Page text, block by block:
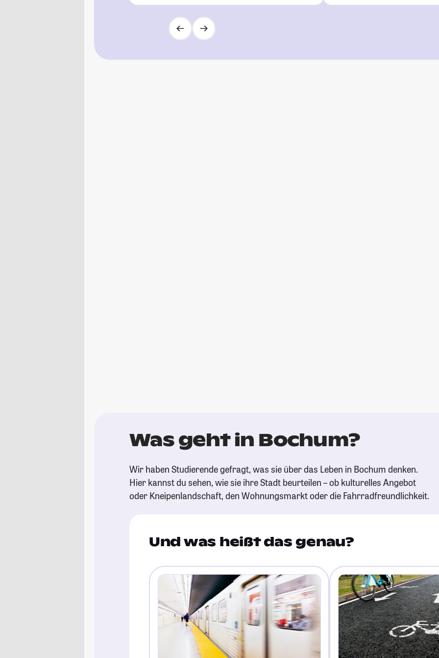
Was geht in Bochum?
Wir haben Studierende gefragt, was sie über das Leben in Bochum denken.
Hier kannst du sehen, wie sie ihre Stadt beurteilen – ob kulturelles Angebot
oder Kneipenlandschaft, den Wohnungsmarkt oder die Fahrradfreundlichkeit.
Und was heißt das genau?